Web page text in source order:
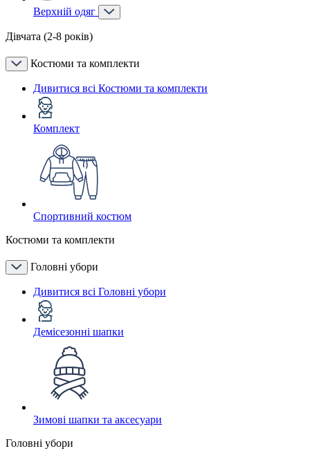
Верхній одяг
Дівчата (2-8 років)
Костюми та комплекти
Дивитися всі Костюми та комплекти
Комплект
Спортивний костюм
Костюми та комплекти
Головні убори
Дивитися всі Головні убори
Демісезонні шапки
Зимові шапки та аксесуари
Головні убори